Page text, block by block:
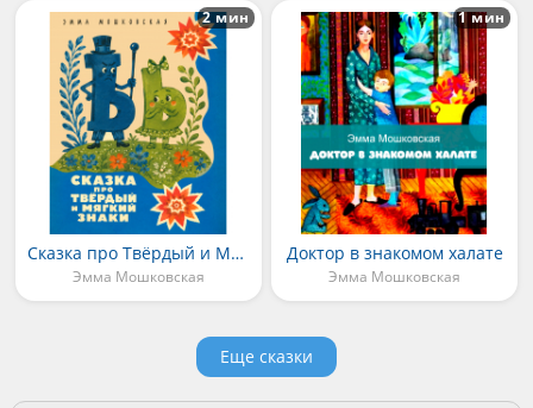
Сказка про Твёрдый и Мягкий Знаки
Эмма Мошковская
2 мин
Доктор в знакомом халате
Эмма Мошковская
1 мин
Еще сказки